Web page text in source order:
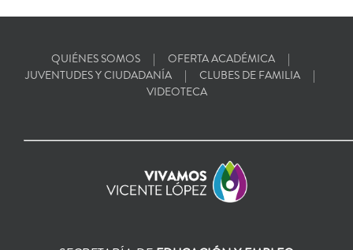
QUIÉNES SOMOS
OFERTA ACADÉMICA
JUVENTUDES Y CIUDADANÍA
CLUBES DE FAMILIA
VIDEOTECA